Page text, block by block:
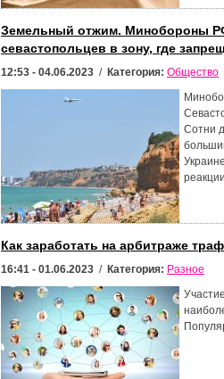
Земельный отжим. Минобороны
севастопольцев в зону, где
12:53 - 04.06.2023 / Категория: Общество
Сотни
Как заработать на арбитраже
16:41 - 01.06.2023 / Категория: Разное